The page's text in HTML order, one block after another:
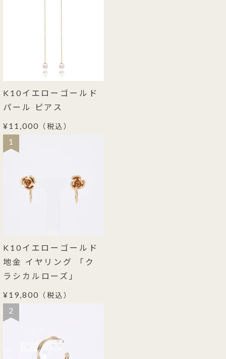
K10イエローゴールド
パール ピアス
¥11,000 （税込）
1
K10イエローゴールド
地金 イヤリング 「ク
ラシカルローズ」
¥19,800 （税込）
2